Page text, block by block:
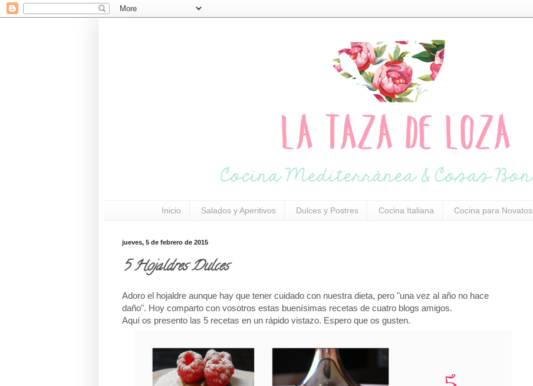
Inicio Salados y Aperitivos Dulces y Postres Cocina Italiana Cocina para Novatos
jueves, 5 de febrero de 2015
5 Hojaldres Dulces
Adoro el hojaldre aunque hay que tener cuidado con nuestra dieta, pero "una vez al año no hace
daño". Hoy comparto con vosotros estas buenísimas recetas de cuatro blogs amigos.
Aquí os presento las 5 recetas en un rápido vistazo. Espero que os gusten.